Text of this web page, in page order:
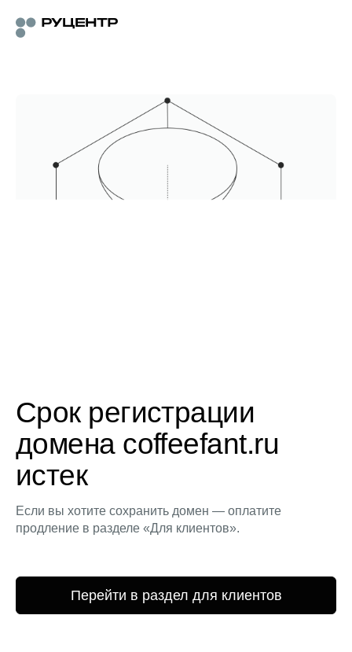
Срок регистрации
домена coffeefant.ru
истек
Если вы хотите сохранить домен — оплатите
продление в разделе «Для клиентов».
Перейти в раздел для клиентов